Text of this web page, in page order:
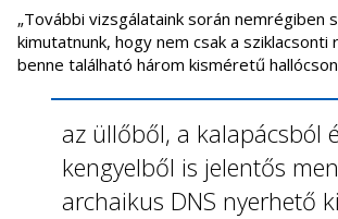
„További vizsgálataink során nemrégiben
kimutatnunk, hogy nem csak a sziklacsonti
benne található három kisméretű
az üllőből, a kalapácsból
kengyelből is jelentős
archaikus DNS nyerhető